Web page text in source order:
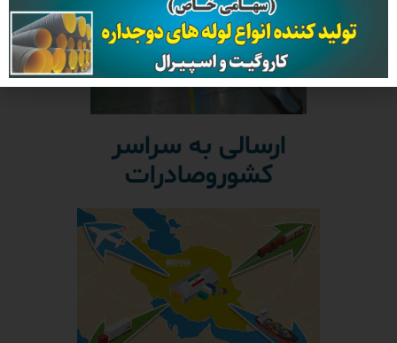
ارسالی به سراسر
کشوروصادرات